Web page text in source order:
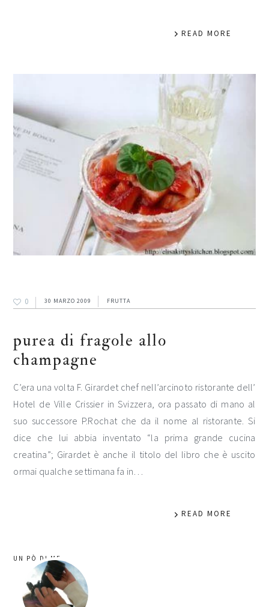
READ MORE
0 30 MARZO 2009 FRUTTA
purea di fragole allo
champagne
C’era una volta F. Girardet chef nell’arcinoto ristorante dell’
Hotel de Ville Crissier in Svizzera, ora passato di mano al
suo successore P.Rochat che da il nome al ristorante. Si
dice che lui abbia inventato “la prima grande cucina
creatina”; Girardet è anche il titolo del libro che è uscito
ormai qualche settimana fa in…
READ MORE
barra
laterale
primaria
UN PÒ DI ME